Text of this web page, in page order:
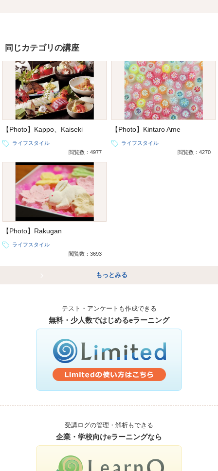
同じカテゴリの講座
【Photo】Kappo、Kaiseki
ライフスタイル
閲覧数：4977
【Photo】Kintaro Ame
ライフスタイル
閲覧数：4270
【Photo】Rakugan
ライフスタイル
閲覧数：3693
もっとみる
テスト・アンケートも作成できる
無料・少人数ではじめるeラーニング
受講ログの管理・解析もできる
企業・学校向けeラーニングなら